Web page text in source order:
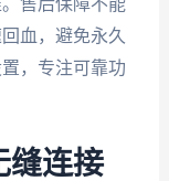
售后保障不能
血，避免永久
，专注可靠功
缝连接